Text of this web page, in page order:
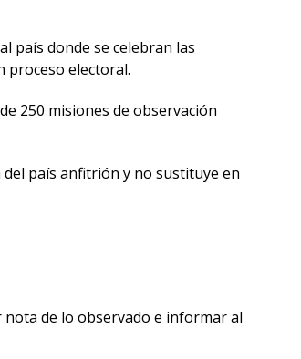
país donde se celebran las
proceso electoral.
250 misiones de observación
país anfitrión y no sustituye en
de lo observado e informar al